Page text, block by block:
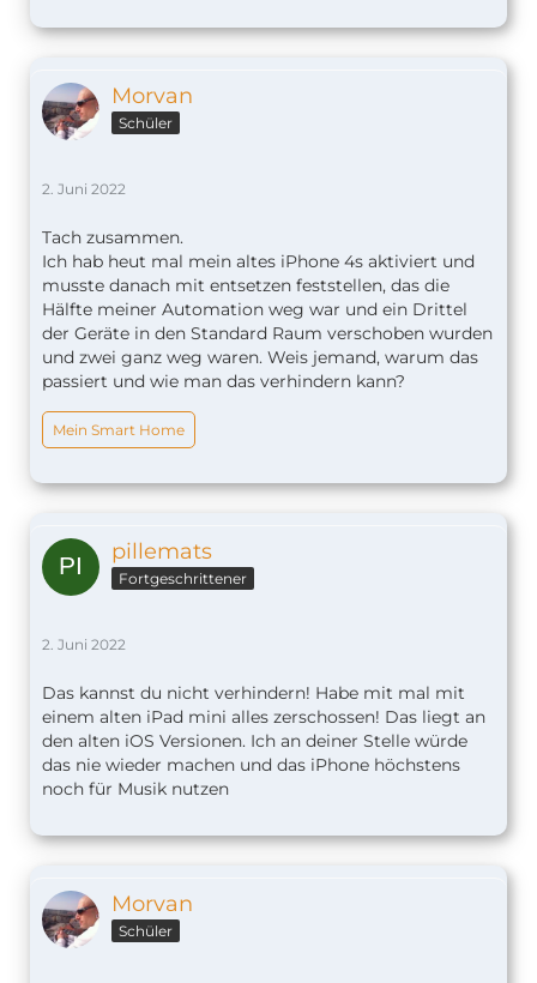
Morvan
Schüler
2. Juni 2022
Tach zusammen.
Ich hab heut mal mein altes iPhone 4s aktiviert und
musste danach mit entsetzen feststellen, das die
Hälfte meiner Automation weg war und ein Drittel
der Geräte in den Standard Raum verschoben wurden
und zwei ganz weg waren. Weis jemand, warum das
passiert und wie man das verhindern kann?
Mein Smart Home
pillemats
Fortgeschrittener
2. Juni 2022
Das kannst du nicht verhindern! Habe mit mal mit
einem alten iPad mini alles zerschossen! Das liegt an
den alten iOS Versionen. Ich an deiner Stelle würde
das nie wieder machen und das iPhone höchstens
noch für Musik nutzen
Morvan
Schüler